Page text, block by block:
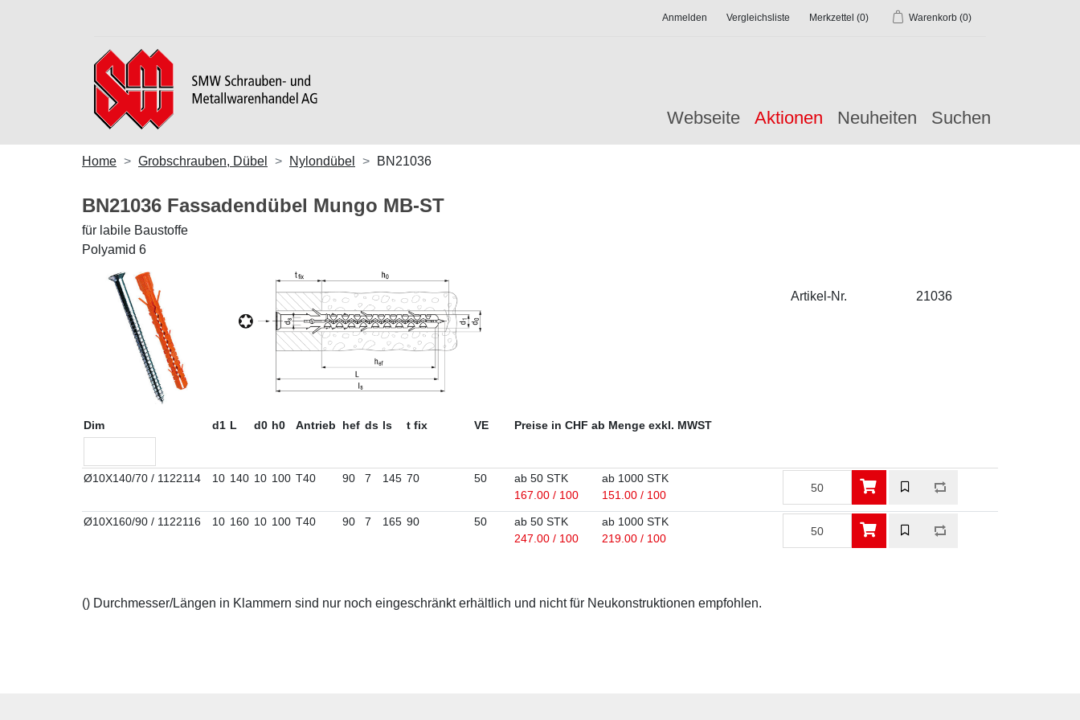
Anmelden Vergleichsliste Merkzettel (0) Warenkorb (0)
Webseite Aktionen Neuheiten Suchen
Home Grobschrauben, Dübel Nylondübel BN21036
BN21036 Fassadendübel Mungo MB-ST
für labile Baustoffe
Polyamid 6
Artikel-Nr. 21036
Dim d1 L d0 h0 Antrieb hef ds ls t fix VE Preise in CHF ab Menge exkl. MWST
Ø10X140/70 / 1122114 10 140 10 100 T40 90 7 145 70 50
ab 50 STK
167.00 / 100
ab 1000 STK
151.00 / 100
Ø10X160/90 / 1122116 10 160 10 100 T40 90 7 165 90 50
ab 50 STK
247.00 / 100
ab 1000 STK
219.00 / 100
() Durchmesser/Längen in Klammern sind nur noch eingeschränkt erhältlich und nicht für Neukonstruktionen empfohlen.